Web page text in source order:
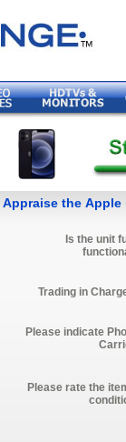
Appraise the Apple
Is the unit
Trading in
Please indicate
Please rate the